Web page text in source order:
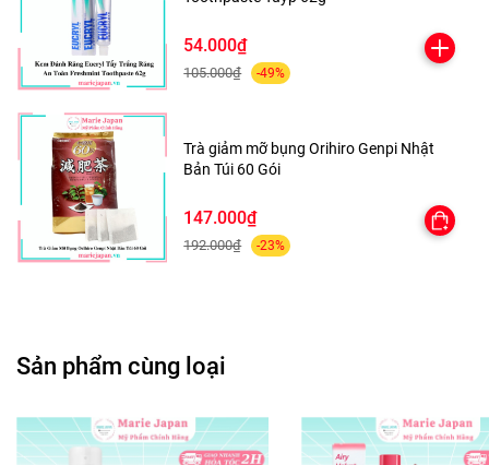
- Đặc biệt hơn cả là thành phần Peptide – Phân tử nhỏ hơn
protein nên được truyền sâu vào trong tầng hạ bì da, hỗ trợ
sản sinh collagen và elastine, giúp cải thiện làn da, ngăn
nếp nhăn và lão hóa
- Bảng thành phần an toàn và lành tính
HƯỚNG DẪN SỬ DỤNG :
-Thoa một lượng kem vừa đủ lên da mặt và mát xa đều.
lần/ngày sáng tối tùy vào tình trạng của da.
54.000₫
105.000₫ -49%
Trà giảm mỡ bụng Orihiro Genpi Nhật
Bản Túi 60 Gói
147.000₫
192.000₫ -23%
Sản phẩm cùng loại